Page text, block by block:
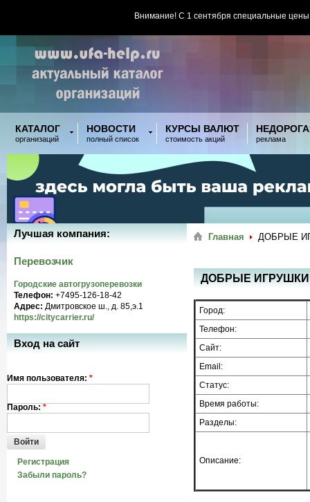
Внимание! С 1 сентября специальные
КАТАЛОГ
организаций
НОВОСТИ
полный список
КУРСЫ ВАЛЮТ
стоимость акций реклама
Главная ДОБРЫЕ
ДОБРЫЕ ИГРУШКИ
Город:
Телефон:
Сайт:
Email:
Статус:
Время работы:
Разделы:
Описание:
Лучшая компания:
Перевозчик
Городские автогрузоперевозки
Телефон: +7495-126-18-42
Адрес: Дмитровское ш., д. 85,э.1
https://citycarrier.ru/
Вход на сайт
Имя пользователя: *
Пароль: *
Войти
Регистрация
Забыли пароль?